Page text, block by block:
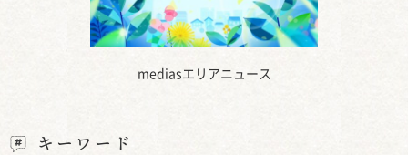
mediasエリアニュース
キーワード